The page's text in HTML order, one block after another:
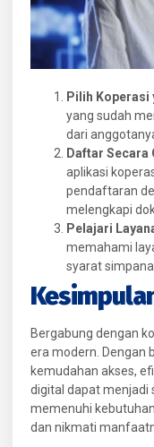
Pilih Koperasi
yang sudah
dari
Daftar Secara
aplikasi
pendaftaran
melengkapi
Pelajari
memahami
syarat
Bergabung dengan
era modern. Dengan
kemudahan akses,
digital dapat menjadi
memenuhi
dan nikmati